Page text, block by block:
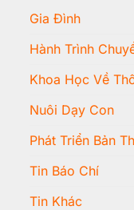
Gia Đình
Hành Trình
Khoa Học Về
Nuôi Dạy Con
Phát Triển Bản
Tin Báo Chí
Tin Khác